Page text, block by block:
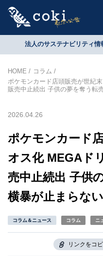
法人のサステナビリティ
HOME
コラム
ポケモンカード店頭販売が世紀
販売中止続出 子供の夢を奪う転
2026.04.26
ポケモンカード
オス化 MEGAド
売中止続出 子供
横暴が止まらない
コラム＆ニュース コラム ニ
リンクをコ